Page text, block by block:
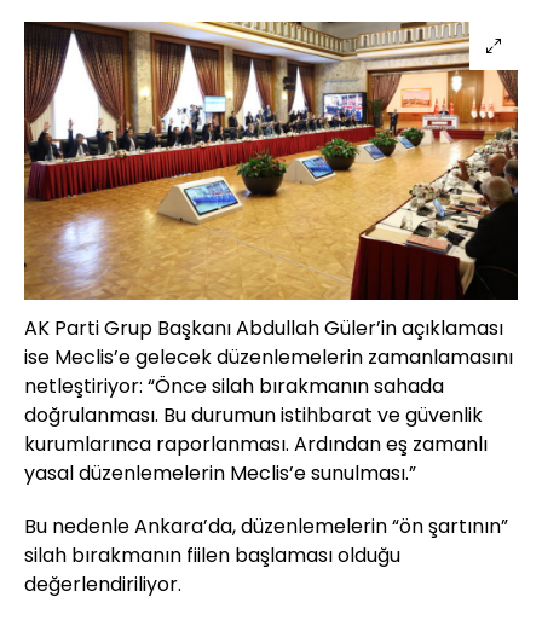
AK Parti Grup Başkanı Abdullah Güler’in açıklaması
ise Meclis’e gelecek düzenlemelerin zamanlamasını
netleştiriyor: “Önce silah bırakmanın sahada
doğrulanması. Bu durumun istihbarat ve güvenlik
kurumlarınca raporlanması. Ardından eş zamanlı
yasal düzenlemelerin Meclis’e sunulması.”
Bu nedenle Ankara’da, düzenlemelerin “ön şartının”
silah bırakmanın fiilen başlaması olduğu
değerlendiriliyor.